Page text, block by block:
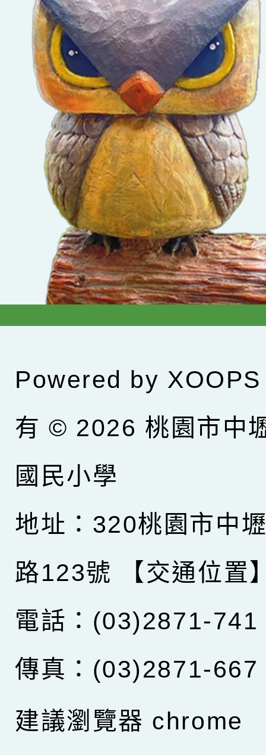
Powered by XOOPS
有 © 2026 桃園市中
國民小學
地址：320桃園市中
路123號
【交通位置
電話：(03)2871-741
傳真：(03)2871-667
建議瀏覽器 chrome